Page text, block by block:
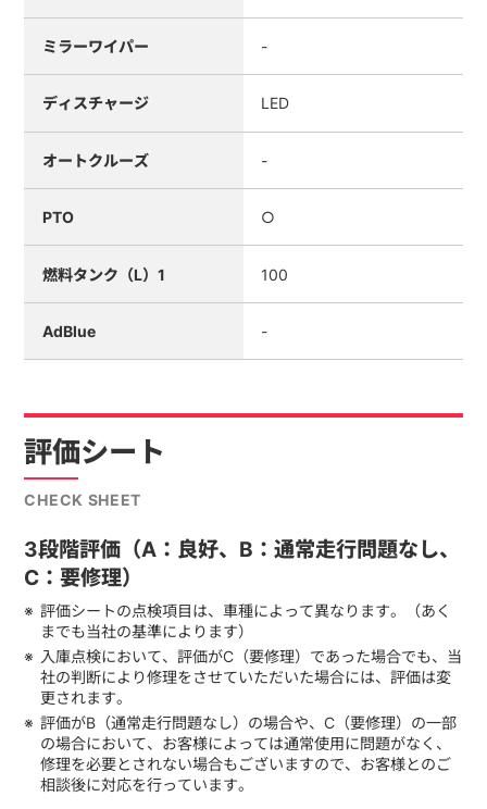
ミラーワイパー -
ディスチャージ LED
オートクルーズ -
PTO ○
燃料タンク（L）1 100
AdBlue -
評価シート
CHECK SHEET
3段階評価（A：良好、B：通常走行問題なし、
C：要修理）
評価シートの点検項目は、車種によって異なります。（あく
までも当社の基準によります）
入庫点検において、評価がC（要修理）であった場合でも、当
社の判断により修理をさせていただいた場合には、評価は変
更されます。
評価がB（通常走行問題なし）の場合や、C（要修理）の一部
の場合において、お客様によっては通常使用に問題がなく、
修理を必要とされない場合もございますので、お客様とのご
相談後に対応を行っています。